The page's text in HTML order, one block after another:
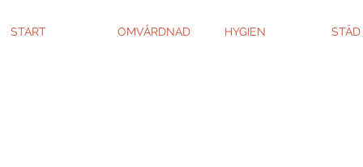
START OMVÅRDNAD HYGIEN STÄD